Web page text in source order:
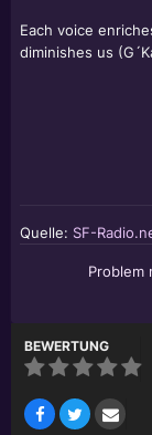
Each voice
diminishes us
Quelle: SF-
Problem
BEWERTUNG